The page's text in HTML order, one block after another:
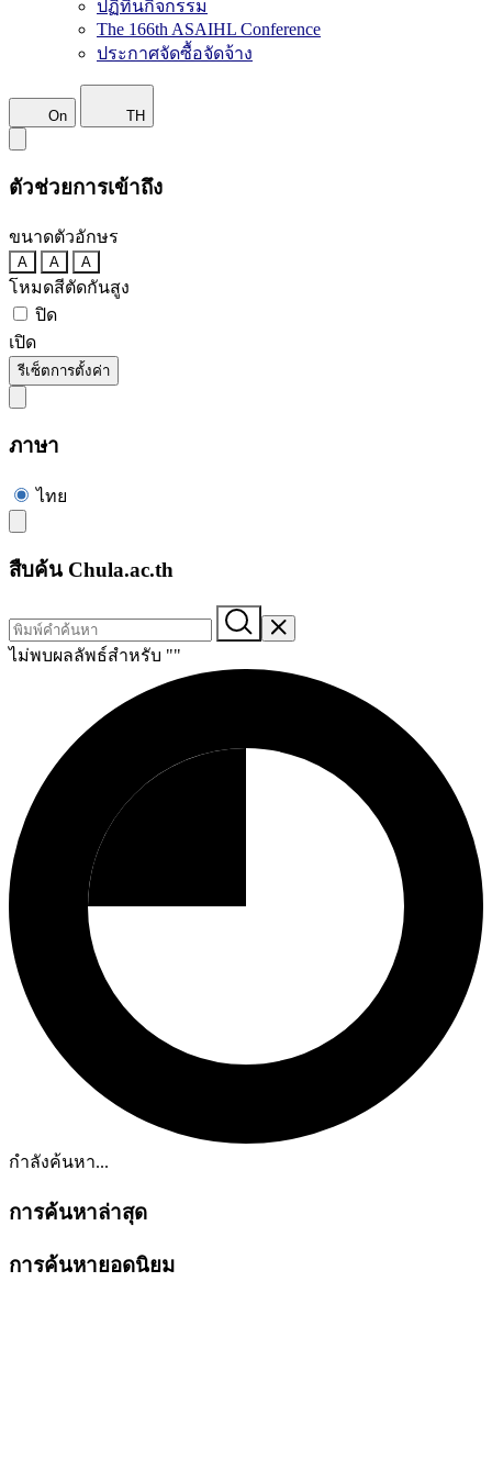
ปฏิทินกิจกรรม
The 166th ASAIHL Conference
ประกาศจัดซื้อจัดจ้าง
On TH
ตัวช่วยการเข้าถึง
ขนาดตัวอักษร
A A A
โหมดสีตัดกันสูง
ปิด
เปิด
รีเซ็ตการตั้งค่า
ภาษา
ไทย
สืบค้น Chula.ac.th
ไม่พบผลลัพธ์สำหรับ ""
กำลังค้นหา...
การค้นหาล่าสุด
การค้นหายอดนิยม